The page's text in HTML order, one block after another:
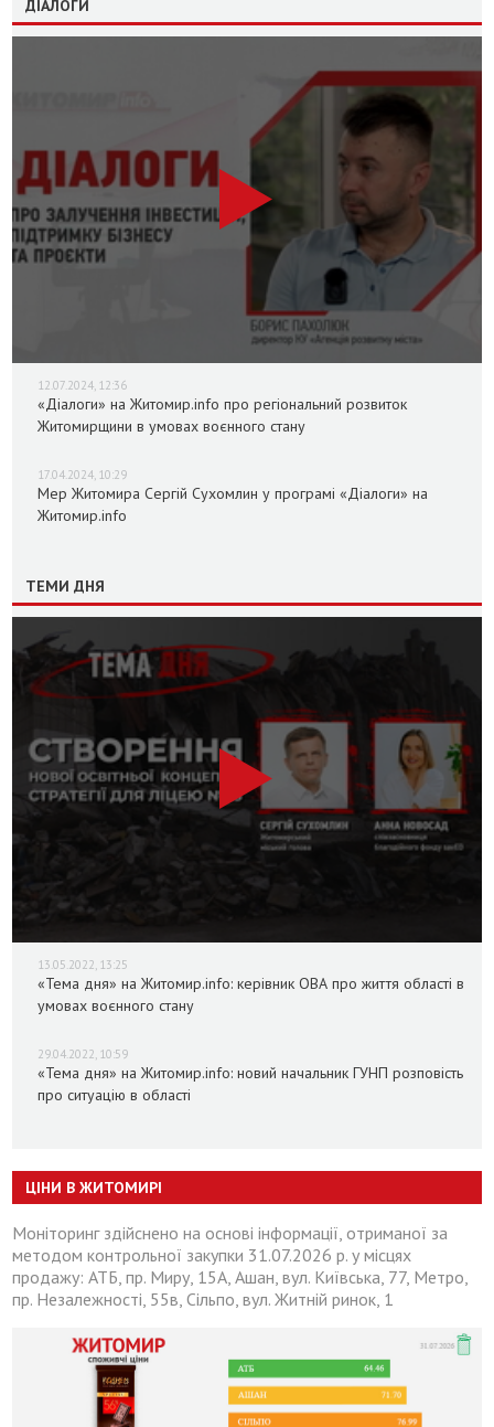
ДІАЛОГИ
12.07.2024, 12:36
«Діалоги» на Житомир.info про регіональний розвиток
Житомирщини в умовах воєнного стану
17.04.2024, 10:29
Мер Житомира Сергій Сухомлин у програмі «Діалоги» на
Житомир.info
ТЕМИ ДНЯ
13.05.2022, 13:25
«Тема дня» на Житомир.info: керівник ОВА про життя області в
умовах воєнного стану
29.04.2022, 10:59
«Тема дня» на Житомир.info: новий начальник ГУНП розповість
про ситуацію в області
ЦІНИ В ЖИТОМИРІ
Моніторинг здійснено на основі інформації, отриманої за
методом контрольної закупки 31.07.2026 р. у місцях
продажу: АТБ, пр. Миру, 15А, Ашан, вул. Київська, 77, Метро,
пр. Незалежності, 55в, Сільпо, вул. Житній ринок, 1